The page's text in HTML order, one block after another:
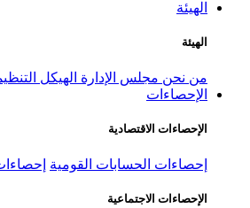
الهيئة
الهيئة
من نحن مجلس الإدارة الهيكل
الإحصاءات
الإحصاءات الاقتصادية
إحصاءات الحسابات القومية
الإحصاءات الاجتماعية